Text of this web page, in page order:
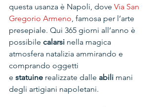
questa usanza è Napoli, dove Via San
Gregorio Armeno, famosa per l’arte
presepiale. Qui 365 giorni all’anno è
possibile calarsi nella magica
atmosfera natalizia ammirando e
comprando oggetti
e statuine realizzate dalle abili mani
degli artigiani napoletani.